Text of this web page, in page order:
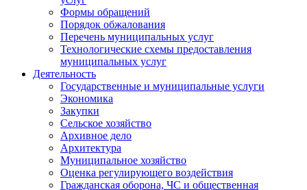
Формы обращений
Порядок обжалования
Перечень муниципальных услуг
Технологические схемы предоставления
муниципальных услуг
Деятельность
Государственные и муниципальные услуги
Экономика
Закупки
Сельское хозяйство
Архивное дело
Архитектура
Муниципальное хозяйство
Оценка регулирующего воздействия
Гражданская оборона, ЧС и общественная